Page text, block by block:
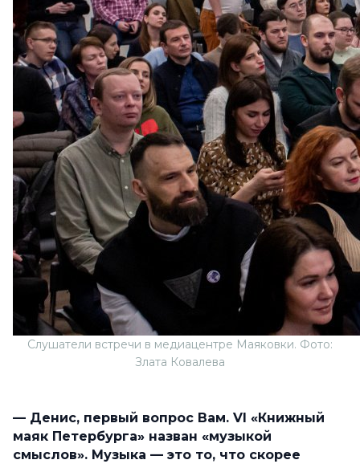
Слушатели встречи в медиацентре Маяковки. Фото:
Злата Ковалева
— Денис, первый вопрос Вам. VI «Книжный
маяк Петербурга» назван «музыкой
смыслов». Музыка — это то, что скорее